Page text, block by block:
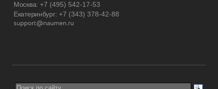
Москва: +7 (495) 542-17-53
Екатеринбург:+7 (343) 378-42-88